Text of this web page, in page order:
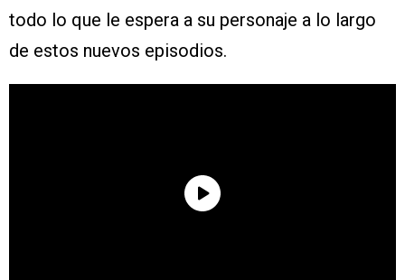
todo lo que le espera a su personaje a lo largo
de estos nuevos episodios.